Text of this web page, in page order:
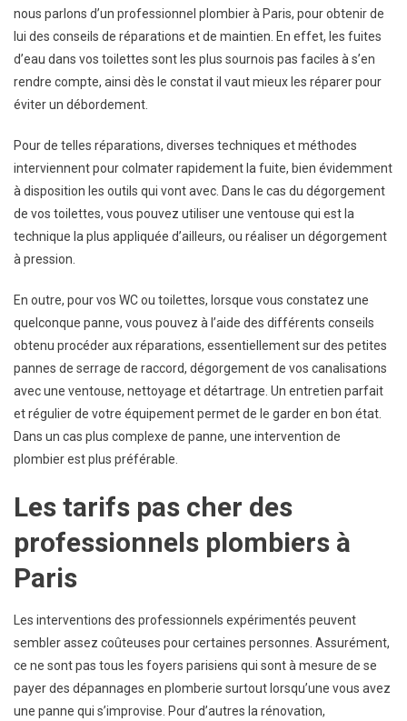
?
nous parlons d’un professionnel plombier à Paris, pour obtenir de
lui des conseils de réparations et de maintien. En effet, les fuites
d’eau dans vos toilettes sont les plus sournois pas faciles à s’en
rendre compte, ainsi dès le constat il vaut mieux les réparer pour
éviter un débordement.
Pour de telles réparations, diverses techniques et méthodes
interviennent pour colmater rapidement la fuite, bien évidemment
à disposition les outils qui vont avec. Dans le cas du dégorgement
de vos toilettes, vous pouvez utiliser une ventouse qui est la
technique la plus appliquée d’ailleurs, ou réaliser un dégorgement
à pression.
En outre, pour vos WC ou toilettes, lorsque vous constatez une
quelconque panne, vous pouvez à l’aide des différents conseils
obtenu procéder aux réparations, essentiellement sur des petites
pannes de serrage de raccord, dégorgement de vos canalisations
avec une ventouse, nettoyage et détartrage. Un entretien parfait
et régulier de votre équipement permet de le garder en bon état.
Dans un cas plus complexe de panne, une intervention de
plombier est plus préférable.
Les tarifs pas cher des
professionnels plombiers à
Paris
Les interventions des professionnels expérimentés peuvent
sembler assez coûteuses pour certaines personnes. Assurément,
ce ne sont pas tous les foyers parisiens qui sont à mesure de se
payer des dépannages en plomberie surtout lorsqu’une vous avez
une panne qui s’improvise. Pour d’autres la rénovation,